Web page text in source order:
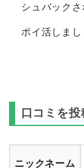
シュバック
ポイ活しまし
口コミを投
ニックネーム